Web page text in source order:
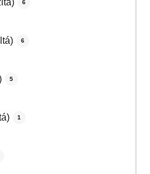
6
6
5
1